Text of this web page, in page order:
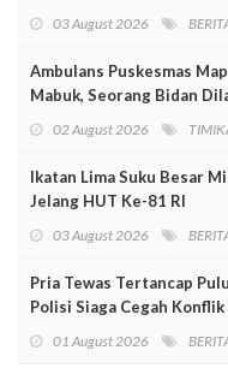
03 August 2026
Ambulans Puskesmas
Mabuk, Seorang Bidan
02 August 2026
Ikatan Lima Suku Besar
Jelang HUT Ke-81 RI
03 August 2026
Pria Tewas Tertancap
Polisi Siaga Cegah Konflik
01 August 2026